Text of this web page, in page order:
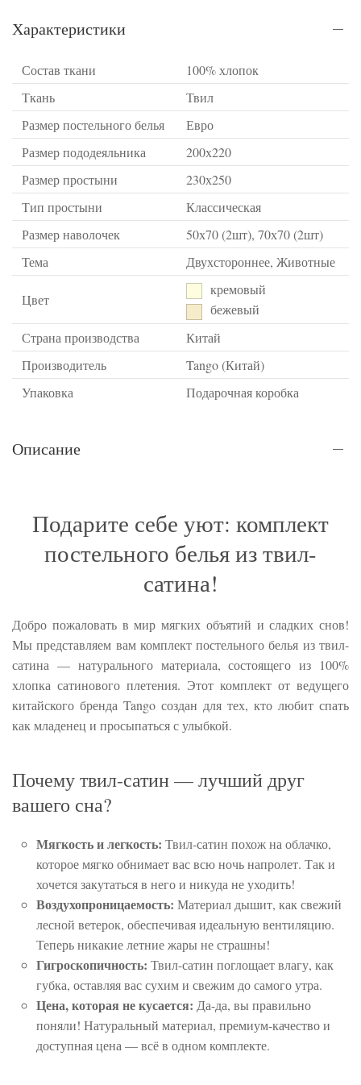
Характеристики
Состав ткани
100% хлопок
Ткань
Твил
Размер постельного белья
Евро
Размер пододеяльника
200х220
Размер простыни
230х250
Тип простыни
Классическая
Размер наволочек
50х70 (2шт), 70х70 (2шт)
Тема
Двухстороннее, Животные
Цвет
кремовый
бежевый
Страна производства
Китай
Производитель
Tango (Китай)
Упаковка
Подарочная коробка
Описание
Подарите себе уют: комплект
постельного белья из твил-
сатина!
Добро пожаловать в мир мягких объятий и сладких снов!
Мы представляем вам комплект постельного белья из твил-
сатина — натурального материала, состоящего из 100%
хлопка сатинового плетения. Этот комплект от ведущего
китайского бренда Tango создан для тех, кто любит спать
как младенец и просыпаться с улыбкой.
Почему твил-сатин — лучший друг
вашего сна?
Мягкость и легкость: Твил-сатин похож на облачко,
которое мягко обнимает вас всю ночь напролет. Так и
хочется закутаться в него и никуда не уходить!
Воздухопроницаемость: Материал дышит, как свежий
лесной ветерок, обеспечивая идеальную вентиляцию.
Теперь никакие летние жары не страшны!
Гигроскопичность: Твил-сатин поглощает влагу, как
губка, оставляя вас сухим и свежим до самого утра.
Цена, которая не кусается: Да-да, вы правильно
поняли! Натуральный материал, премиум-качество и
доступная цена — всё в одном комплекте.